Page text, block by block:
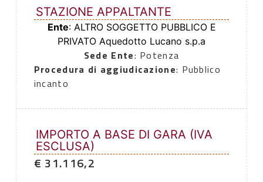
STAZIONE APPALTANTE
Ente: ALTRO SOGGETTO PUBBLICO E
PRIVATO Aquedotto Lucano s.p.a
Sede Ente: Potenza
Procedura di aggiudicazione: Pubblico
incanto
IMPORTO A BASE DI GARA (IVA
ESCLUSA)
€ 31.116,2